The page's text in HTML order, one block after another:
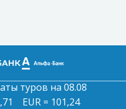
туров на 08.08
EUR = 101,24